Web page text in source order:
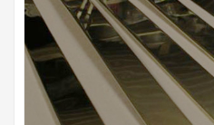
Алюминиевые профили
Крепёж и крепления
Садовая мебель